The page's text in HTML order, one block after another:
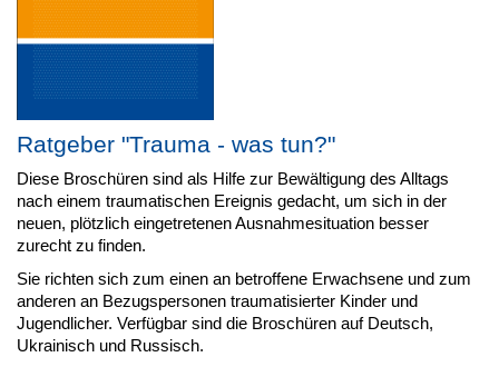
Ratgeber "Trauma - was tun?"
Diese Broschüren sind als Hilfe zur Bewältigung des Alltags
nach einem traumatischen Ereignis gedacht, um sich in der
neuen, plötzlich eingetretenen Ausnahmesituation besser
zurecht zu finden.
Sie richten sich zum einen an betroffene Erwachsene und zum
anderen an Bezugspersonen traumatisierter Kinder und
Jugendlicher. Verfügbar sind die Broschüren auf Deutsch,
Ukrainisch und Russisch.